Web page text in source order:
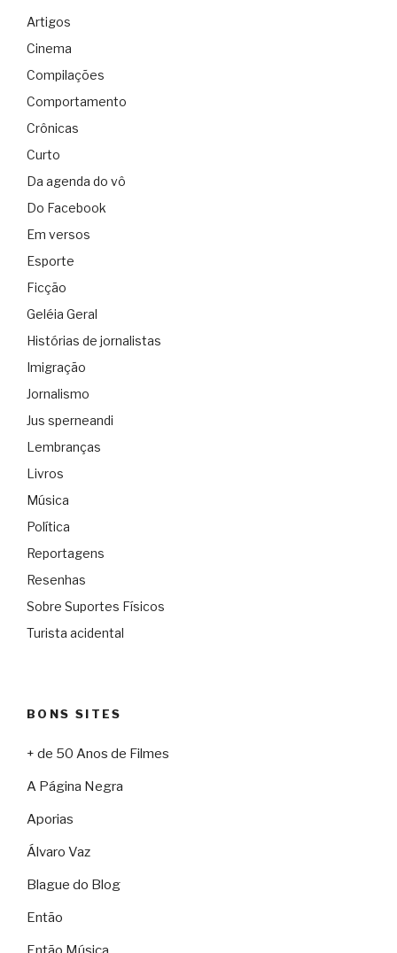
Artigos
Cinema
Compilações
Comportamento
Crônicas
Curto
Da agenda do vô
Do Facebook
Em versos
Esporte
Ficção
Geléia Geral
Histórias de jornalistas
Imigração
Jornalismo
Jus sperneandi
Lembranças
Livros
Música
Política
Reportagens
Resenhas
Sobre Suportes Físicos
Turista acidental
BONS SITES
+ de 50 Anos de Filmes
A Página Negra
Aporias
Álvaro Vaz
Blague do Blog
Então